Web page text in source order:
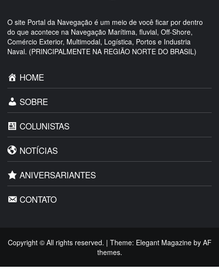
O site Portal da Navegação é um meio de você ficar por dentro
do que acontece na Navegação Marítima, fluvial, Off-Shore,
Comércio Exterior, Multimodal, Logística, Portos e Industria
Naval. (PRINCIPALMENTE NA REGIÃO NORTE DO BRASIL)
HOME
SOBRE
COLUNISTAS
NOTÍCIAS
ANIVERSARIANTES
CONTATO
Copyright © All rights reserved. | Theme: Elegant Magazineby AF
themes.